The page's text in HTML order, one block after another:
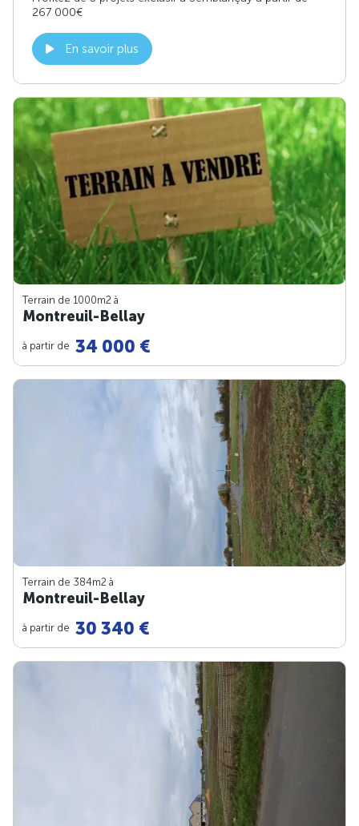
267 000€
En savoir plus
Terrain de 1000m2 à
Montreuil-Bellay
à partir de 34 000 €
Terrain de 384m2 à
Montreuil-Bellay
à partir de 30 340 €